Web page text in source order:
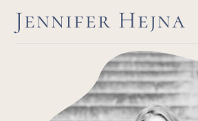
Jennifer Hejna